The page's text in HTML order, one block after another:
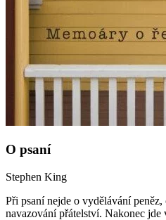
O psaní
Stephen King
Při psaní nejde o vydělávání
navazování přátelství. Nakonec